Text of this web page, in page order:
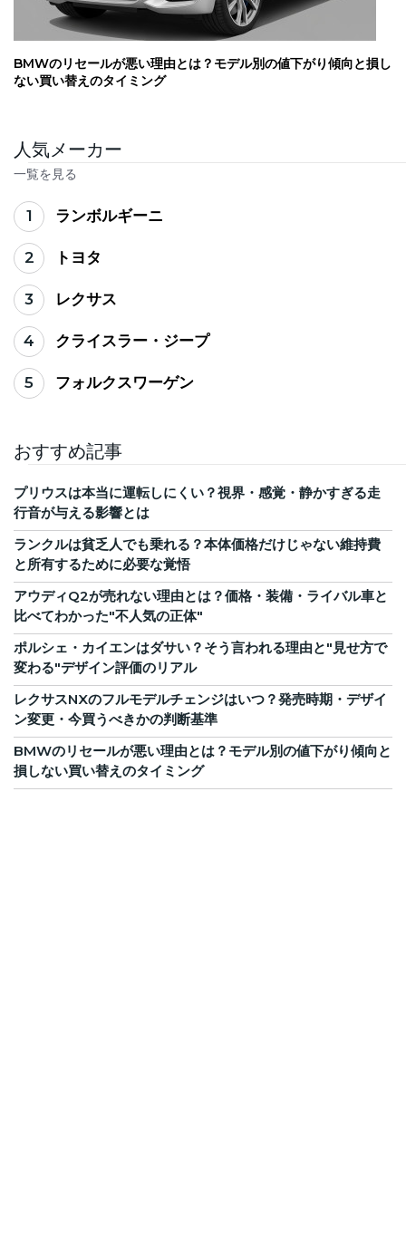
BMWのリセールが悪い理由とは？モデル別の値下がり傾向と損し
ない買い替えのタイミング
人気メーカー
一覧を見る
1 ランボルギーニ
2 トヨタ
3 レクサス
4 クライスラー・ジープ
5 フォルクスワーゲン
おすすめ記事
プリウスは本当に運転しにくい？視界・感覚・静かすぎる走
行音が与える影響とは
ランクルは貧乏人でも乗れる？本体価格だけじゃない維持費
と所有するために必要な覚悟
アウディQ2が売れない理由とは？価格・装備・ライバル車と
比べてわかった"不人気の正体"
ポルシェ・カイエンはダサい？そう言われる理由と"見せ方で
変わる"デザイン評価のリアル
レクサスNXのフルモデルチェンジはいつ？発売時期・デザイ
ン変更・今買うべきかの判断基準
BMWのリセールが悪い理由とは？モデル別の値下がり傾向と
損しない買い替えのタイミング